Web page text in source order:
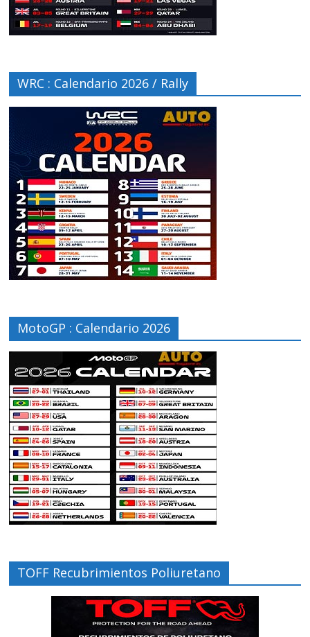
WRC : Calendario 2026 / Rally
MotoGP : Calendario 2026
TOFF Recubrimientos Poliuretano